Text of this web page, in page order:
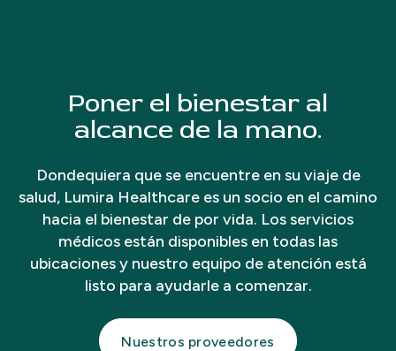
Poner el bienestar al
alcance de la mano.
Dondequiera que se encuentre en su viaje de
salud, Lumira Healthcare es un socio en el camino
hacia el bienestar de por vida. Los servicios
médicos están disponibles en todas las
ubicaciones y nuestro equipo de atención está
listo para ayudarle a comenzar.
Nuestros proveedores